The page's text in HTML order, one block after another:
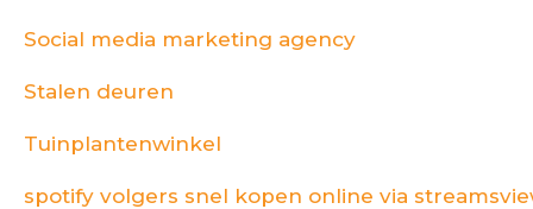
Social media marketing agency
Stalen deuren
Tuinplantenwinkel
spotify volgers snel kopen online via